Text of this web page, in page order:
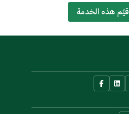
قيّم هذه الخدمة